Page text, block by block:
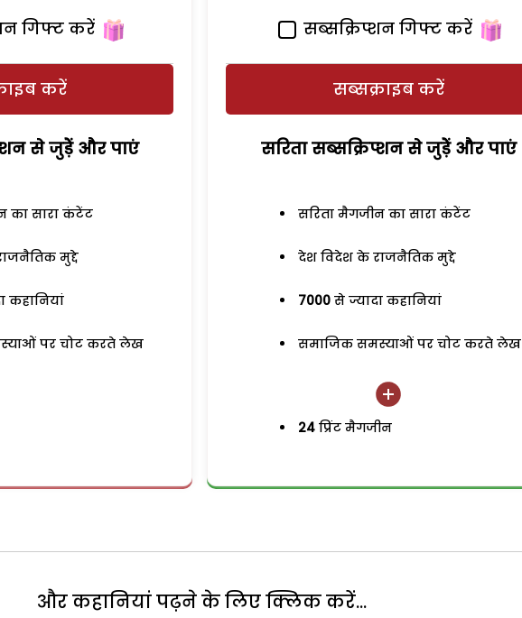
गिफ्ट करें
करें
से जुड़ेें और पाएं
का सारा कंटेंट
मुद्दे
कहानियां
पर चोट करते लेख
सब्सक्रिप्शन गिफ्ट करें
सब्सक्राइब करें
सरिता सब्सक्रिप्शन से जुड़ेें और पाएं
सरिता मैगजीन का सारा कंटेंट
देश विदेश के राजनैतिक मुद्दे
7000 से ज्यादा कहानियां
समाजिक समस्याओं पर चोट करते लेख
24 प्रिंट मैगजीन
और कहानियां पढ़ने के लिए क्लिक करें...